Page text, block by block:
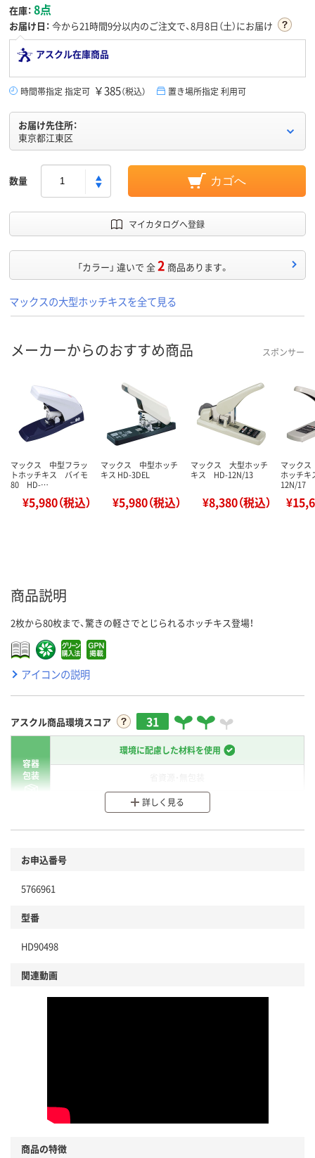
在庫： 8点
お届け日： 今から21時間9分以内のご注文で、8月8日（土）にお届け
アスクル在庫商品
時間帯指定 指定可 ￥385（税込） 置き場所指定 利用可
お届け先住所：
東京都江東区
数量 カゴへ
マイカタログへ登録
「カラー」 違いで 全2 商品あります。
マックスの大型ホッチキスを全て見る
メーカーからのおすすめ商品 スポンサー
マックス 中型フラッ
トホッチキス バイモ
80 HD-…
¥5,980（税込）
マックス 中型ホッチ
キス HD-3DEL
¥5,980（税込）
マックス 大型ホッチ
キス HD-12N/13
¥8,380（税込）
マック
ホッチ
12N/17
商品説明
2枚から80枚まで、驚きの軽さでとじられるホッチキス登場！
アイコンの説明
アスクル商品環境スコア 31
容器
包装
環境に配慮した材料を使用
分別・リサイクルしやすい設計
商品
本体
仕組
詳しく見る
お申込番号
5766961
型番
HD90498
関連動画
商品の特徴